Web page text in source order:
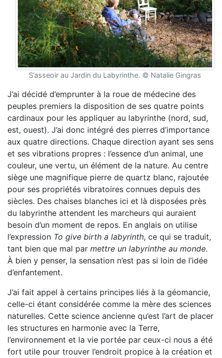
S’asseoir au Jardin du Labyrinthe. © Natalie Gingras
J’ai décidé d’emprunter à la roue de médecine des
peuples premiers la disposition de ses quatre points
cardinaux pour les appliquer au labyrinthe (nord, sud,
est, ouest). J’ai donc intégré des pierres d’importance
aux quatre directions. Chaque direction ayant ses sens
et ses vibrations propres : l’essence d’un animal, une
couleur, une vertu, un élément de la nature. Au centre
siège une magnifique pierre de quartz blanc, rajoutée
pour ses propriétés vibratoires connues depuis des
siècles. Des chaises blanches ici et là disposées près
du labyrinthe attendent les marcheurs qui auraient
besoin d’un moment de repos. En anglais on utilise
l’expression To give birth a labyrinth, ce qui se traduit,
tant bien que mal par mettre un labyrinthe au monde.
À bien y penser, la sensation n’est pas si loin de l’idée
d’enfantement.
J’ai fait appel à certains principes liés à la géomancie,
celle-ci étant considérée comme la mère des sciences
naturelles. Cette science ancienne qu’est l’art de placer
les structures en harmonie avec la Terre,
l’environnement et la vie portée par ceux-ci nous a été
fort utile pour trouver l’endroit propice à la création et